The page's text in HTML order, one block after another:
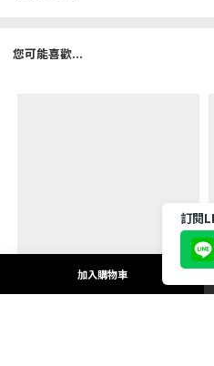
加入購物車
您可能喜歡...